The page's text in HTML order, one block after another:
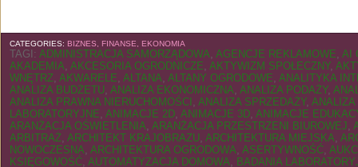
CATEGORIES: BIZNES, FINANSE, EKONOMIA
TAGI: ADMINISTRACJA SAMORZĄDOWA, AGENCJE REKLAMOWE, AI
AKADEMIA, AKCESORIA OGRODNICZE, AKTYWIZM SPOŁECZNY,
WNĘTRZ, AKWARELE, ALTANA, ALTANY OGRODOWE, ANALITYKA
ANALIZA BUDŻETU, ANALIZA EKONOMICZNA, ANALIZA PODAŻY,
ANALIZA PRAWNA NIERUCHOMOŚCI , ANALIZA SPRZEDAŻY, ANALIZA
LABORATORYJNE, ANIMACJE 2D, ANIMACJE 3D, ANIMACJE
ARANŻACJA OŚWIETLENIA, ARANŻACJA PRZESTRZENI BIUROWEJ,
ARBITRAŻ, ARCHITEKT KRAJOBRAZU, ARCHITEKTURA MIEJSKA,
NOWOCZESNA, ARCHITEKTURA OGRODOWA, ASERTYWNOŚĆ,
KSIĘGOWOŚĆ, AUTOMATYZACJA DOMOWA, BADANIA